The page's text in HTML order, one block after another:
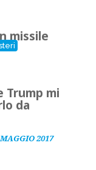
missile
Trump mi
da
2017